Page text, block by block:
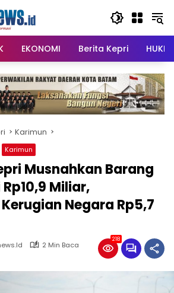
EKONOMI Berita Kepri
Karimun
Karimun
Musnahkan Barang
Miliar,
Negara Rp5,7
2 Min Baca
218